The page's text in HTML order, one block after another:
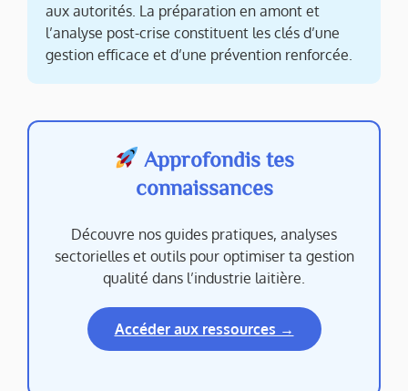
aux autorités. La préparation en amont et
l’analyse post-crise constituent les clés d’une
gestion efficace et d’une prévention renforcée.
Approfondis tes
connaissances
Découvre nos guides pratiques, analyses
sectorielles et outils pour optimiser ta gestion
qualité dans l’industrie laitière.
Accéder aux ressources →